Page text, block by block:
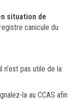
situation de
canicule du
n’est pas utile de la
la au CCAS afin